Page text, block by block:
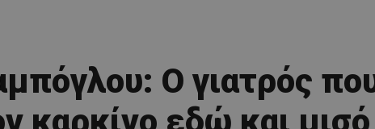
Ο γιατρός